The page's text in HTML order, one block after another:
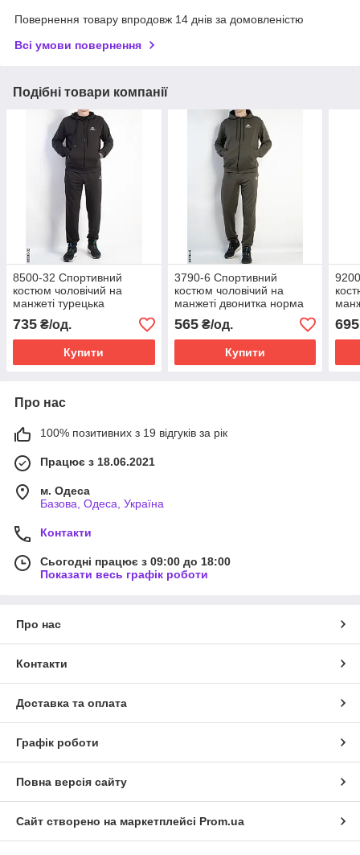
Повернення товару впродовж 14 днів за домовленістю
Всі умови повернення
Подібні товари компанії
8500-32 Спортивний
костюм чоловічий на
манжеті турецька
двонитка норма (5 од:
48,50,52,54,56)
735 ₴/од.
Купити
3790-6 Спортивний
костюм чоловічий на
манжеті двонитка норма
(5 од: 48,50,52,54,56)
565₴/од.
Купити
695
Про нас
100% позитивних з 19 відгуків за рік
Працює з 18.06.2021
м. Одеса
Базова, Одеса, Україна
Контакти
Сьогодні працює з 09:00 до 18:00
Показати весь графік роботи
Про нас
Контакти
Доставка та оплата
Графік роботи
Повна версія сайту
Сайт створено на маркетплейсі Prom.ua